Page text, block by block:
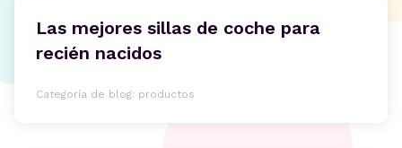
Las mejores sillas de coche para
recién nacidos
Categoría de blog: productos